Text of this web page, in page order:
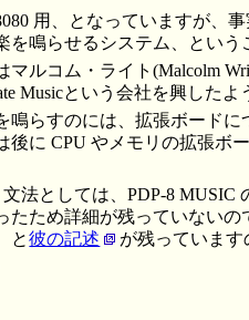
用、となっていますが、
を鳴らせるシステム、という
マルコム・ライト(Malcolm
Musicという会社を興したよ
鳴らすのには、拡張ボード
後に CPU やメモリの拡張ボ
法としては、PDP-8 MUSIC
たため詳細が残っていないの
と彼の記述
が残っていま